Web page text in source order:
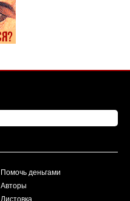
Помочь деньгами
Авторы